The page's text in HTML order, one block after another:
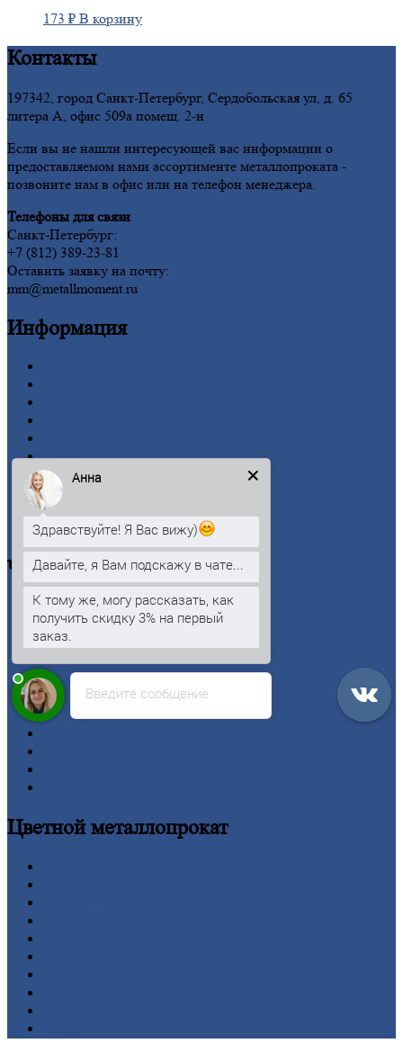
173 ₽ В корзину
Контакты
197342, город Санкт-Петербург, Сердобольская ул, д. 65
литера А, офис 509а помещ. 2-н
Если вы не нашли интересующей вас информации о
предоставляемом нами ассортименте металлопроката -
позвоните нам в офис или на телефон менеджера.
Телефоны для связи
Санкт-Петербург:
+7 (812) 389-23-81
Оставить заявку на почту:
mm@metallmoment.ru
Информация
Прайс-лист
Новости
Личный
Оформление
Оплата
Черныйметаллопрокат
Арматура
Двутавроваябалка (двутавр)
Квадрат
Кругстальной
Лист
Проволока
Рельсы
Цветнойметаллопрокат
Введите сообщение
Анна
Здравствуйте! Я Вас вижу)
Давайте, я Вам подскажу в чате...
К тому же, могу рассказать, как
получить скидку 3% на первый
заказ.